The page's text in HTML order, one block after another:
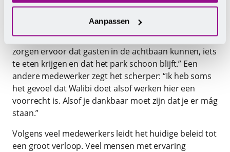
Aanpassen
wij houden het park draaiende”, zegt een
seizoensmedewerker die eerder fulltime werkte. “Wij
zorgen ervoor dat gasten in de achtbaan kunnen, iets
te eten krijgen en dat het park schoon blijft.” Een
andere medewerker zegt het scherper: “Ik heb soms
het gevoel dat Walibi doet alsof werken hier een
voorrecht is. Alsof je dankbaar moet zijn dat je er mág
staan.”
Volgens veel medewerkers leidt het huidige beleid tot
een groot verloop. Veel mensen met ervaring